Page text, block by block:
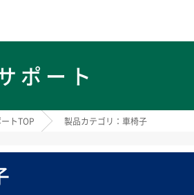
ポート
トTOP 製品カテゴリ：車椅子